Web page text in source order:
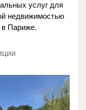
услуг для
недвижимостью
Париже.